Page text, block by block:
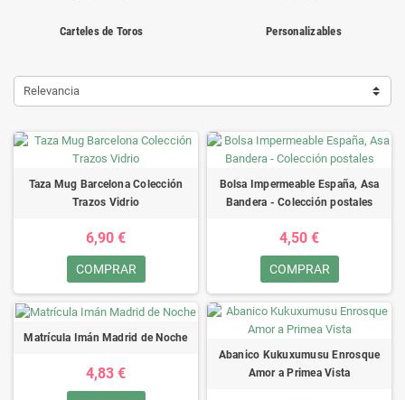
Carteles de Toros Personalizables
Relevancia
Taza Mug Barcelona Colección
Trazos Vidrio
6,90 €
COMPRAR
Bolsa Impermeable España, Asa
Bandera - Colección postales
4,50 €
COMPRAR
Matrícula Imán Madrid de Noche
4,83 €
Abanico Kukuxumusu Enrosque
Amor a Primea Vista